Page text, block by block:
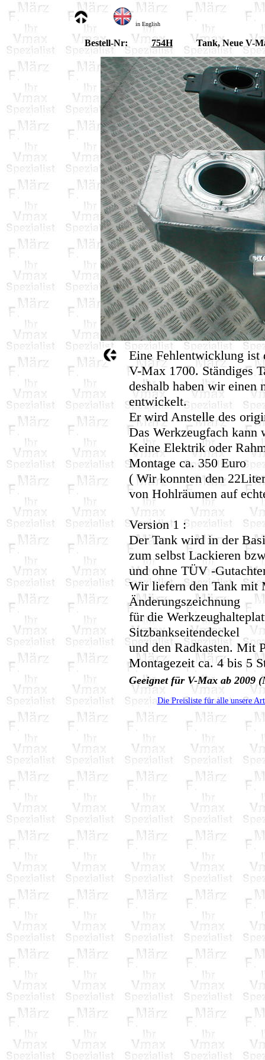
in English
Bestell-Nr: 754H Tank, Neue V-
Eine Fehlentwicklung ist
V-Max 1700. Ständiges
deshalb haben wir einen
entwickelt.
Er wird Anstelle des
Das Werkzeugfach kann
Keine Elektrik oder
Montage ca. 350 Euro
( Wir konnten den
von Hohlräumen auf
Version 1 :
Der Tank wird in der
zum selbst Lackieren
und ohne TÜV -
Wir liefern den Tank mit
Änderungszeichnung
für die
Sitzbankseitendeckel
und den Radkasten. Mit
Montagezeit ca. 4 bis 5
Geeignet für V-Max ab 2009
Die Preisliste für alle unsere